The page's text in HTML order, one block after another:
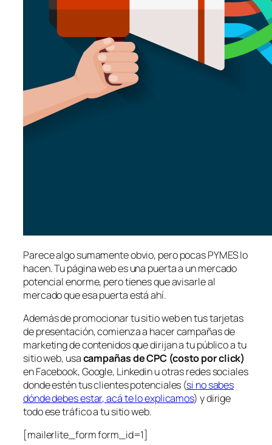
Parece algo sumamente obvio, pero pocas PYMES lo
hacen. Tu página web es una puerta a un mercado
potencial enorme, pero tienes que avisarle al
mercado que esa puerta está ahí.
Además de promocionar tu sitio web en tus tarjetas
de presentación, comienza a hacer campañas de
marketing de contenidos que dirijan a tu público a tu
sitio web, usacampañas de CPC (costo por click)
en Facebook, Google, Linkedin u otras redes sociales
donde estén tus clientes potenciales (si no sabes
dónde debes estar, acá te lo explicamos) y dirige
todo ese tráfico a tu sitio web.
[mailerlite_form form_id=1]